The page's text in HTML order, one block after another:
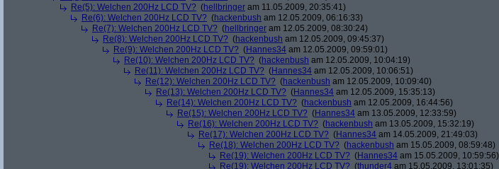
Re(5): Welchen 200Hz LCD TV? (hellbringer am 11.05.2009, 20:35:41)
Re(6): Welchen 200Hz LCD TV? (hackenbush am 12.05.2009, 06:16:33)
Re(7): Welchen 200Hz LCD TV? (hellbringer am 12.05.2009, 08:30:24)
Re(8): Welchen 200Hz LCD TV? (hackenbush am 12.05.2009, 09:45:37)
Re(9): Welchen 200Hz LCD TV? (Hannes34 am 12.05.2009, 09:59:01)
Re(10): Welchen 200Hz LCD TV? (hackenbush am 12.05.2009, 10:04:19)
Re(11): Welchen 200Hz LCD TV? (Hannes34 am 12.05.2009, 10:06:51)
Re(12): Welchen 200Hz LCD TV? (hackenbush am 12.05.2009, 10:09:40)
Re(13): Welchen 200Hz LCD TV? (Hannes34 am 12.05.2009, 15:35:13)
Re(14): Welchen 200Hz LCD TV? (hackenbush am 12.05.2009, 16:44:56)
Re(15): Welchen 200Hz LCD TV? (Hannes34 am 13.05.2009, 12:33:59)
Re(16): Welchen 200Hz LCD TV? (hackenbush am 13.05.2009, 15:32:19)
Re(17): Welchen 200Hz LCD TV? (Hannes34 am 14.05.2009, 21:49:03)
Re(18): Welchen 200Hz LCD TV? (hackenbush am 15.05.2009, 08:59:48)
Re(19): Welchen 200Hz LCD TV? (Hannes34 am 15.05.2009, 10:59:56)
Re(19): Welchen 200Hz LCD TV? (thunder4 am 15.05.2009, 13:01:35)